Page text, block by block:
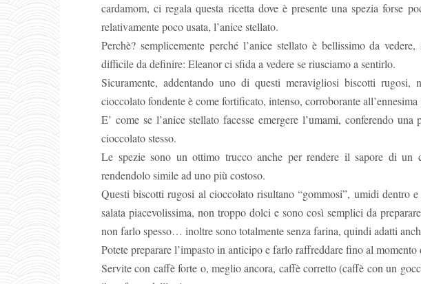
cardamom, ci regala questa ricetta dove è presente una spezia forse
relativamente poco usata, l’anice stellato.
Perchè? semplicemente perché l’anice stellato è bellissimo da
difficile da definire: Eleanor ci sfida a vedere se riusciamo a sentirlo.
Sicuramente, addentando uno di questi meravigliosi biscotti rugosi,
cioccolato fondente è come fortificato, intenso, corroborante all’ennesima
E’ come se l’anice stellato facesse emergere l’umami, conferendo
cioccolato stesso.
Le spezie sono un ottimo trucco anche per rendere il sapore di un
rendendolo simile ad uno più costoso.
Questi biscotti rugosi al cioccolato risultano “gommosi”, umidi dentro
salata piacevolissima, non troppo dolci e sono così semplici da
non farlo spesso… inoltre sono totalmente senza farina, quindi adatti
Potete preparare l’impasto in anticipo e farlo raffreddare fino al
Servite con caffè forte o, meglio ancora, caffè corretto (caffè con un